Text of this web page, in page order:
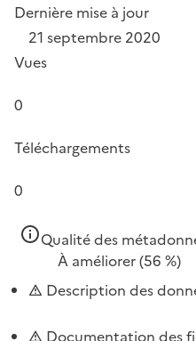
Dernière mise à jour
21 septembre 2020
Vues
0
Téléchargements
0
Qualité des
À améliorer(56 %)
Description des
Documentation des